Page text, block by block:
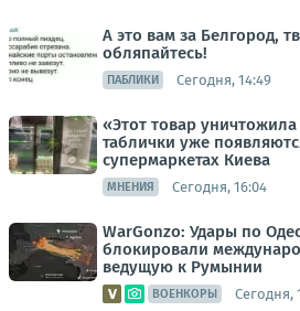
А это вам за Белгород,
обляпайтесь!
ПАБЛИКИ Сегодня, 14:49
«Этот товар уничтожила
таблички уже
супермаркетах Киева
МНЕНИЯ Сегодня, 16:04
WarGonzo: Удары по
блокировали
ведущую к Румынии
ВОЕНКОРЫ Сегодня,